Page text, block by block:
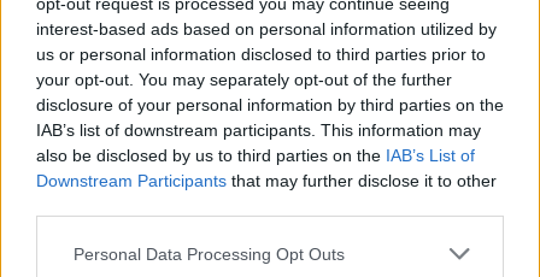
interest-based ads based on personal information utilized by
us or personal information disclosed to third parties prior to
your opt-out. You may separately opt-out of the further
disclosure of your personal information by third parties on the
IAB’s list of downstream participants. This information may
also be disclosed by us to third parties on the IAB’s List of
Downstream Participants that may further disclose it to other
Personal Data Processing Opt Outs